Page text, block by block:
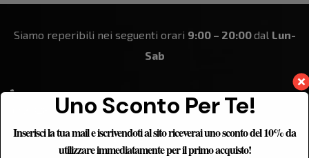
Siamo reperibili nei seguenti orari 9:00 – 20:00dal Lun-
Sab
+39 328 184 8861Uno Sconto Per Te!
Inserisci la tua mail e iscrivendoti al sito riceverai uno sconto del 10% da
utilizzare immediatamente per il primo acquisto!